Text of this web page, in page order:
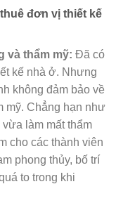
đơn vị thiết kế
và thẩm mỹ: Đã có
kế nhà ở. Nhưng
không đảm bảo về
mỹ. Chẳng hạn như
làm mất thẩm
cho các thành viên
phong thủy, bố trí
to trong khi